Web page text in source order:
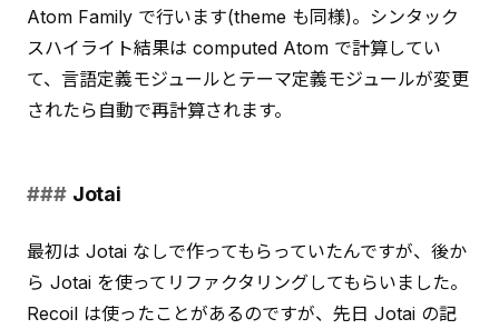
Atom Family で行います(theme も同様)。シンタック
スハイライト結果は computed Atom で計算してい
て、言語定義モジュールとテーマ定義モジュールが変更
されたら自動で再計算されます。
Jotai
最初は Jotai なしで作ってもらっていたんですが、後か
ら Jotai を使ってリファクタリングしてもらいました。
Recoil は使ったことがあるのですが、先日 Jotai の記